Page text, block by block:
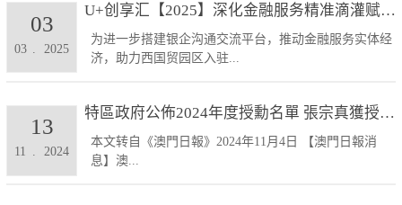
U+创享汇【2025】深化金融服务精准滴灌赋能发展...
为进一步搭建银企沟通交流平台，推动金融服务实体经
济，助力西国贸园区入驻...
03 2025
03
特區政府公佈2024年度授勳名單 張宗真獲授予專業...
本文转自《澳門日報》2024年11月4日 【澳門日報消
息】澳...
11 2024
13